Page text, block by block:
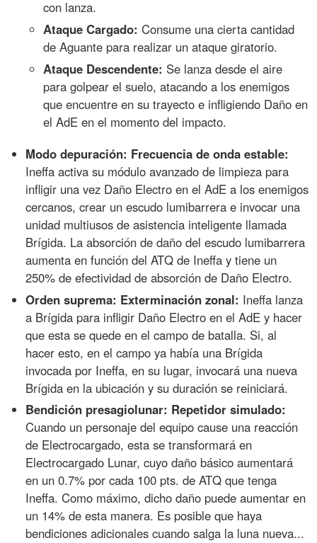
con lanza.
Ataque Cargado: Consume una cierta cantidad
de Aguante para realizar un ataque giratorio.
Ataque Descendente: Se lanza desde el aire
para golpear el suelo, atacando a los enemigos
que encuentre en su trayecto e infligiendo Daño en
el AdE en el momento del impacto.
Modo depuración: Frecuencia de onda estable:
Ineffa activa su módulo avanzado de limpieza para
infligir una vez Daño Electro en el AdE a los enemigos
cercanos, crear un escudo lumibarrera e invocar una
unidad multiusos de asistencia inteligente llamada
Brígida. La absorción de daño del escudo lumibarrera
aumenta en función del ATQ de Ineffa y tiene un
250% de efectividad de absorción de Daño Electro.
Orden suprema: Exterminación zonal: Ineffa lanza
a Brígida para infligir Daño Electro en el AdE y hacer
que esta se quede en el campo de batalla. Si, al
hacer esto, en el campo ya había una Brígida
invocada por Ineffa, en su lugar, invocará una nueva
Brígida en la ubicación y su duración se reiniciará.
Bendición presagiolunar: Repetidor simulado:
Cuando un personaje del equipo cause una reacción
de Electrocargado, esta se transformará en
Electrocargado Lunar, cuyo daño básico aumentará
en un 0.7% por cada 100 pts. de ATQ que tenga
Ineffa. Como máximo, dicho daño puede aumentar en
un 14% de esta manera. Es posible que haya
bendiciones adicionales cuando salga la luna nueva...